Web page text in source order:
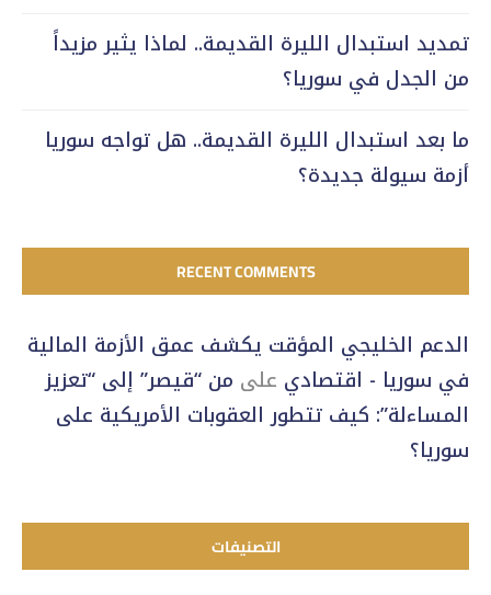
تمديد استبدال الليرة القديمة.. لماذا يثير مزيداً
من الجدل في سوريا؟
ما بعد استبدال الليرة القديمة.. هل تواجه سوريا
أزمة سيولة جديدة؟
RECENT COMMENTS
الدعم الخليجي المؤقت يكشف عمق الأزمة المالية
في سوريا - اقتصادي على من “قيصر” إلى “تعزيز
المساءلة”: كيف تتطور العقوبات الأمريكية على
سوريا؟
التصنيفات